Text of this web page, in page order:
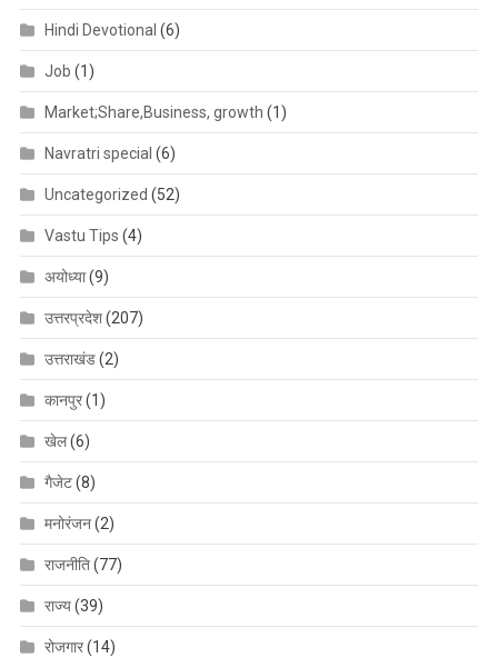
Hindi Devotional (6)
Job (1)
Market;Share,Business, growth (1)
Navratri special (6)
Uncategorized (52)
Vastu Tips (4)
अयोध्या(9)
उत्तरप्रदेश(207)
उत्तराखंड(2)
कानपुर(1)
खेल(6)
गैजेट(8)
मनोरंजन(2)
राजनीति(77)
राज्य(39)
रोजगार(14)